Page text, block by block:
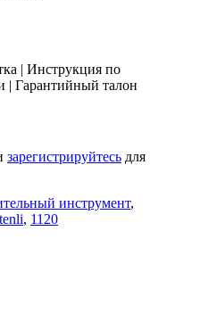
| Инструкция по
| Гарантийный талон
зарегистрируйтесь для
инструмент,
, 1120